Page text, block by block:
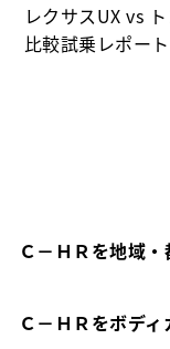
レクサスUX vs
比較試乗レポート
Ｃ－ＨＲを地域
Ｃ－ＨＲをボデ